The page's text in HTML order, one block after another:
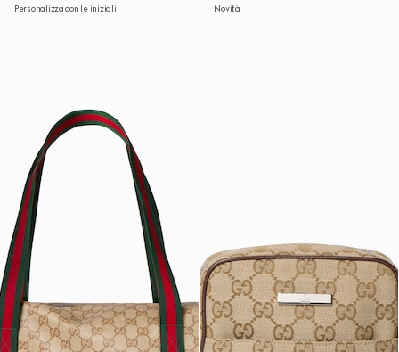
Personalizza con le iniziali Novità